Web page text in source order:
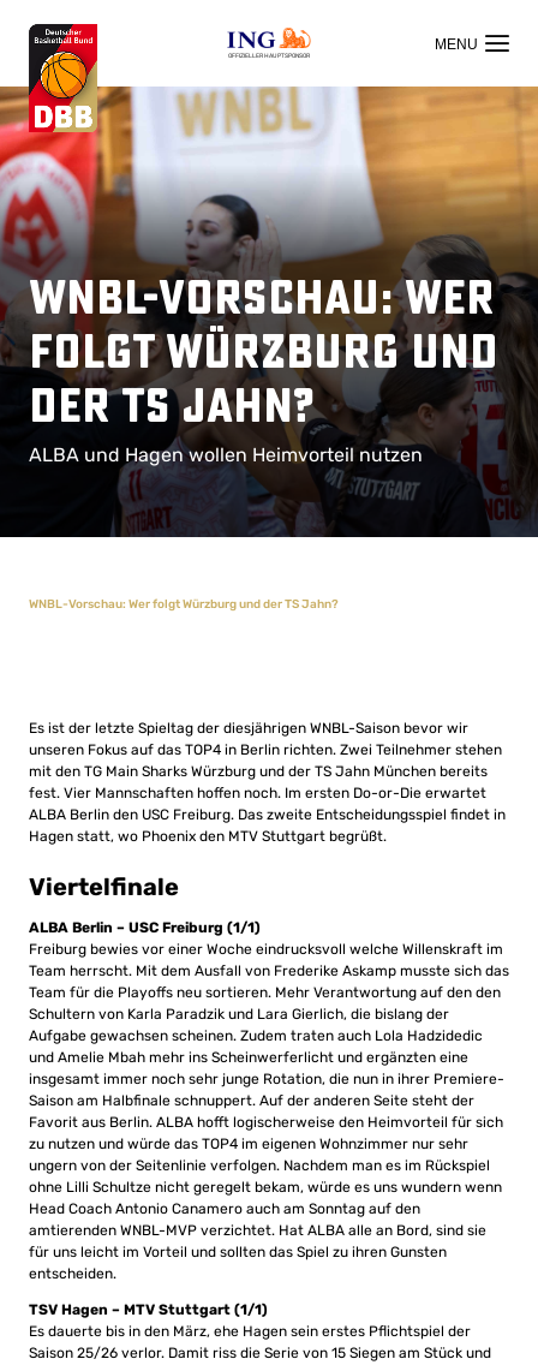
OFFIZIELLER HAUPTSPONSOR
WNBL-Vorschau: Wer
folgt Würzburg und
der TS Jahn?
ALBA und Hagen wollen Heimvorteil nutzen
WNBL-Vorschau: Wer folgt Würzburg und der TS Jahn?
Es ist der letzte Spieltag der diesjährigen WNBL-Saison bevor wir
unseren Fokus auf das TOP4 in Berlin richten. Zwei Teilnehmer stehen
mit den TG Main Sharks Würzburg und der TS Jahn München bereits
fest. Vier Mannschaften hoffen noch. Im ersten Do-or-Die erwartet
ALBA Berlin den USC Freiburg. Das zweite Entscheidungsspiel findet in
Hagen statt, wo Phoenix den MTV Stuttgart begrüßt.
Viertelfinale
ALBA Berlin – USC Freiburg (1/1)
Freiburg bewies vor einer Woche eindrucksvoll welche Willenskraft im
Team herrscht. Mit dem Ausfall von Frederike Askamp musste sich das
Team für die Playoffs neu sortieren. Mehr Verantwortung auf den den
Schultern von Karla Paradzik und Lara Gierlich, die bislang der
Aufgabe gewachsen scheinen. Zudem traten auch Lola Hadzidedic
und Amelie Mbah mehr ins Scheinwerferlicht und ergänzten eine
insgesamt immer noch sehr junge Rotation, die nun in ihrer Premiere-
Saison am Halbfinale schnuppert. Auf der anderen Seite steht der
Favorit aus Berlin. ALBA hofft logischerweise den Heimvorteil für sich
zu nutzen und würde das TOP4 im eigenen Wohnzimmer nur sehr
ungern von der Seitenlinie verfolgen. Nachdem man es im Rückspiel
ohne Lilli Schultze nicht geregelt bekam, würde es uns wundern wenn
Head Coach Antonio Canamero auch am Sonntag auf den
amtierenden WNBL-MVP verzichtet. Hat ALBA alle an Bord, sind sie
für uns leicht im Vorteil und sollten das Spiel zu ihren Gunsten
entscheiden.
TSV Hagen – MTV Stuttgart (1/1)
Es dauerte bis in den März, ehe Hagen sein erstes Pflichtspiel der
Saison 25/26 verlor. Damit riss die Serie von 15 Siegen am Stück und